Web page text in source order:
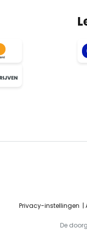
Privacy-instellingen
De